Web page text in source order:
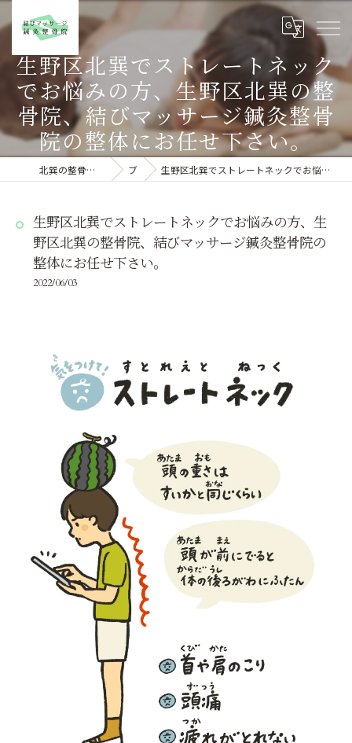
生野区北巽でストレートネック
でお悩みの方、生野区北巽の整
骨院、結びマッサージ鍼灸整骨
院の整体にお任せ下さい。
北巽の整骨院なら結びマッサージ鍼灸整骨院 ブログ 生野区北巽でストレートネックでお悩みの方、生野区北巽の整骨院、結びマッサージ鍼灸整骨院の整体にお任せ下さい。
生野区北巽でストレートネックでお悩みの方、生
野区北巽の整骨院、結びマッサージ鍼灸整骨院の
整体にお任せ下さい。
2022/06/03